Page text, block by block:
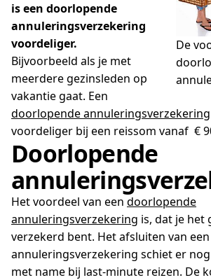
De
is een doorlopende
annuleringsverzekering
voordeliger.
Bijvoorbeeld als je met
meerdere gezinsleden op
vakantie gaat. Een
doorlopende annuleringsverzekering
voordeliger bij een reissom vanaf €
Doorlopende
Het voordeel van een doorlopende
annuleringsverzekering is, dat je het
verzekerd bent. Het afsluiten van een
annuleringsverzekering schiet er
met name bij last-minute reizen. De